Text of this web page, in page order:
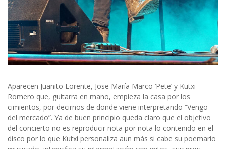
Aparecen Juanito Lorente, Jose María Marco ‘Pete’ y Kutxi
Romero que, guitarra en mano, empieza la casa por los
cimientos, por decirnos de donde viene interpretando “Vengo
del mercado”. Ya de buen principio queda claro que el objetivo
del concierto no es reproducir nota por nota lo contenido en el
disco por lo que Kutxi personaliza aun más si cabe su poemario